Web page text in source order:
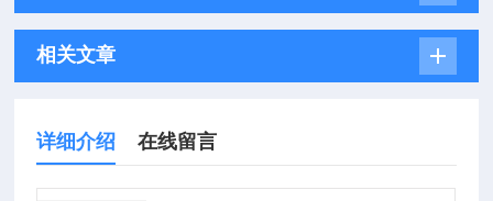
相关文章
详细介绍 在线留言